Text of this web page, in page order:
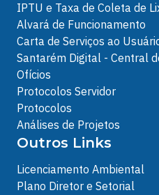
IPTU e Taxa de Coleta de
Alvará de Funcionamento
Carta de Serviços ao
Santarém Digital - Central
Ofícios
Protocolos Servidor
Protocolos
Análises de Projetos
Outros Links
Licenciamento Ambiental
Plano Diretor e Setorial